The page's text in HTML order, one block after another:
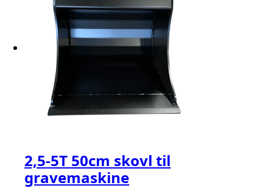
2,5-5T 50cm skovl til
gravemaskine